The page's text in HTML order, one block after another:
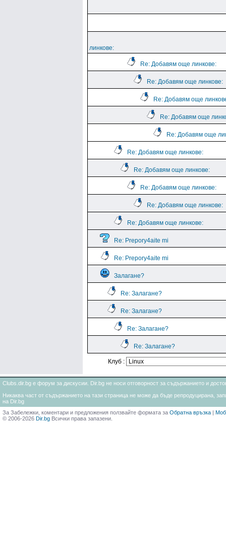
линкове:
Re: Добавям още линкове:
Re: Добавям още линкове:
Re: Добавям още
Re: Добавям още
Re: Добавям още
Re: Добавям още линкове:
Re: Добавям още линкове:
Re: Добавям още линкове:
Re: Добавям още линкове:
Re: Добавям още линкове:
Re: Prepory4aite mi
Re: Prepory4aite mi
Залагане?
Re: Залагане?
Re: Залагане?
Re: Залагане?
Re: Залагане?
Клуб :
Clubs.dir.bg е форум за дискусии. Dir.bg не носи отговорност за съдържанието и
Никаква част от съдържанието на тази страница не може да бъде репродуцирана,
на Dir.bg
За Забележки, коментари и предложения ползвайте формата за Обратна връзка |
© 2006-2026 Dir.bg Всички права запазени.